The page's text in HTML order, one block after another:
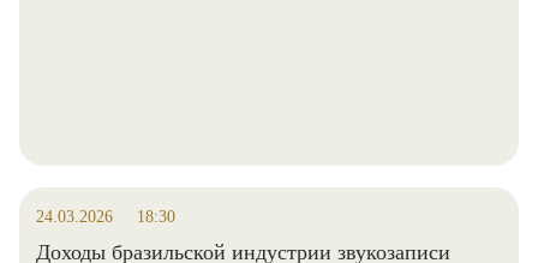
24.03.2026 18:30
Доходы бразильской индустрии звукозаписи